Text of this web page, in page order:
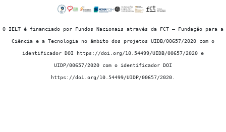
O IELT é financiado por Fundos Nacionais através da FCT – Fundação para a
Ciência e a Tecnologia no âmbito dos projetos UIDB/00657/2020 com o
identificador DOI https://doi.org/10.54499/UIDB/00657/2020 e
UIDP/00657/2020 com o identificador DOI
https://doi.org/10.54499/UIDP/00657/2020.